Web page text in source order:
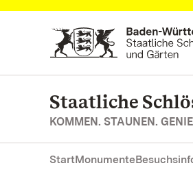
Zum Hauptinhalt springen
Staatliche
KOMMEN. STAUNEN.
StartMonumente